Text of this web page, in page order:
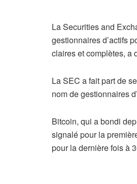
La Securities and
gestionnaires d’actifs
claires et complètes, a
La SEC a fait part de
nom de gestionnaires
Bitcoin, qui a bondi
signalé pour la
pour la dernière fois à